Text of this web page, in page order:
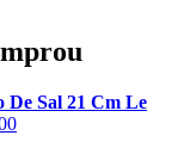
De Sal 21 Cm Le